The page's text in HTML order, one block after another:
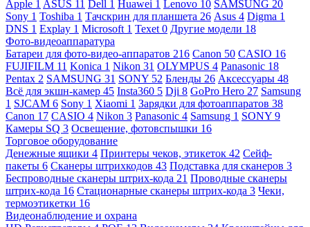
Apple 1 ASUS 11 Dell 1 Huawei 1 Lenovo 10 SAMSUNG 20
Sony 1 Toshiba 1 Тачскрин для планшета 26 Asus 4 Digma 1
DNS 1 Explay 1 Microsoft 1 Texet 0 Другие модели 18
Фото-видеоаппаратура
Батареи для фото-видео-аппаратов 216 Canon 50 CASIO 16
FUJIFILM 11 Konica 1 Nikon 31 OLYMPUS 4 Panasonic 18
Pentax 2 SAMSUNG 31 SONY 52 Бленды 26 Аксессуары 48
Всё для экшн-камер 45 Insta360 5 Dji 8 GoPro Hero 27 Samsung
1 SJCAM 6 Sony 1 Xiaomi 1 Зарядки для фотоаппаратов 38
Canon 17 CASIO 4 Nikon 3 Panasonic 4 Samsung 1 SONY 9
Камеры SQ 3 Освещение, фотовспышки 16
Торговое оборудование
Денежные ящики 4 Принтеры чеков, этикеток 42 Сейф-
пакеты 6 Сканеры штрихкодов 43 Подставка для сканеров 3
Беспроводные сканеры штрих-кода 21 Проводные сканеры
штрих-кода 16 Стационарные сканеры штрих-кода 3 Чеки,
термоэтикетки 16
Видеонаблюдение и охрана